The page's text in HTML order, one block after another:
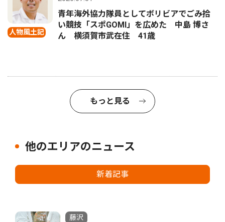
人物風土記
青年海外協力隊員としてボリビアでごみ拾
い競技「スポGOMI」を広めた 中島 博さ
ん 横須賀市武在住 41歳
もっと見る
他のエリアのニュース
新着記事
藤沢